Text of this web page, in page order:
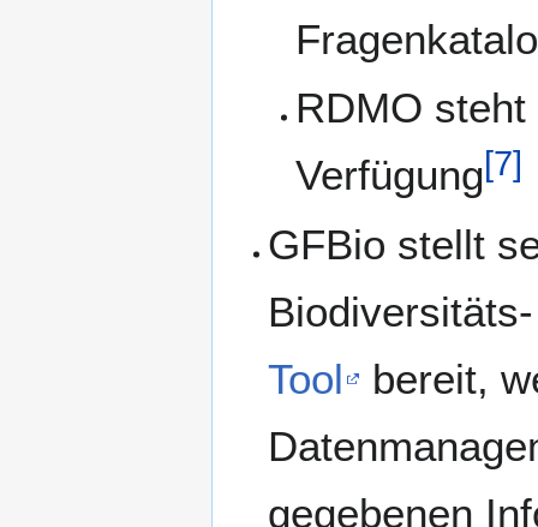
RDMO
Verfügung[7]
GFBio stellt
Tool
bereit,
gegebenen